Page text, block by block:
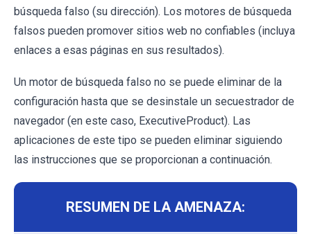
búsqueda falso (su dirección). Los motores de búsqueda
falsos pueden promover sitios web no confiables (incluya
enlaces a esas páginas en sus resultados).
Un motor de búsqueda falso no se puede eliminar de la
configuración hasta que se desinstale un secuestrador de
navegador (en este caso, ExecutiveProduct). Las
aplicaciones de este tipo se pueden eliminar siguiendo
las instrucciones que se proporcionan a continuación.
RESUMEN DE LA AMENAZA: